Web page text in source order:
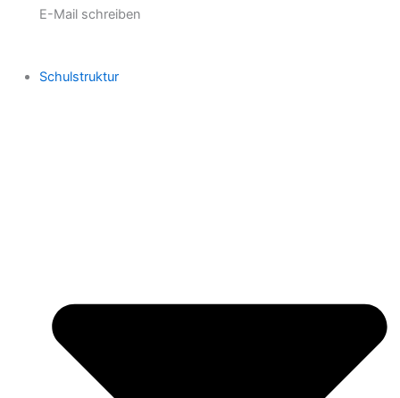
E-Mail schreiben
Schulstruktur